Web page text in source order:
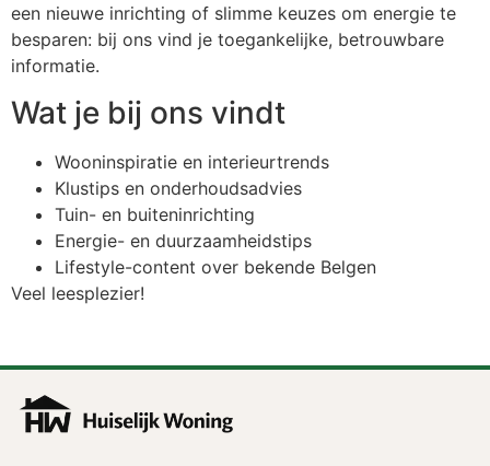
een nieuwe inrichting of slimme keuzes om energie te
besparen: bij ons vind je toegankelijke, betrouwbare
informatie.
Wat je bij ons vindt
Wooninspiratie en interieurtrends
Klustips en onderhoudsadvies
Tuin- en buiteninrichting
Energie- en duurzaamheidstips
Lifestyle-content over bekende Belgen
Veel leesplezier!